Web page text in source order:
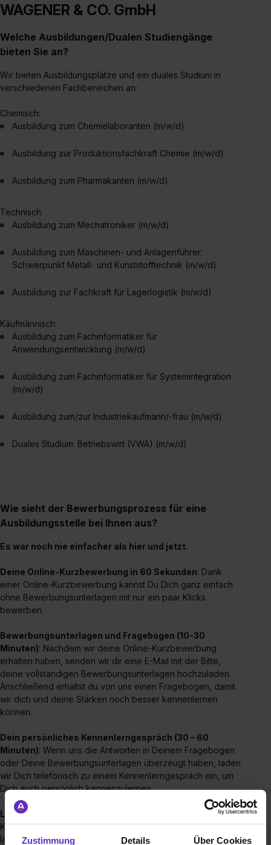
Zustimmung Details Über Cookies
WAGENER & CO. GmbH
Welche Ausbildungen/Dualen Studiengänge
bieten Sie an?
Wir bieten Ausbildungsplätze und ein duales Studium in
verschiedenen Fachbereichen an:
Chemisch:
Ausbildung zum Chemielaboranten (m/w/d)
Ausbildung zur Produktionsfachkraft Chemie (m/w/d)
Ausbildung zum Pharmakanten (m/w/d)
Technisch:
Ausbildung zum Mechatroniker (m/w/d)
Ausbildung zum Maschinen- und Anlagenführer:
Schwerpunkt Metall- und Kunststofftechnik (m/w/d)
Ausbildung zur Fachkraft für Lagerlogistik (m/w/d)
Käufmännisch:
Ausbildung zum Fachinformatiker für
Anwendungsentwicklung (m/w/d)
Ausbildung zum Fachinformatiker für Systemintegration
(m/w/d)
Ausbildung zum/zur Industriekaufmann/-frau (m/w/d)
Duales Studium: Betriebswirt (VWA) (m/w/d)
Wie sieht der Bewerbungsprozess für eine
Ausbildungsstelle bei Ihnen aus?
Es war noch nie einfacher als hier und jetzt.
Deine Online-Kurzbewerbung in 60 Sekunden: Dank
einer Online-Kurzbewerbung kannst Du Dich ganz einfach
ohne Bewerbungsunterlagen mit nur ein paar Klicks
bewerben.
Bewerbungsunterlagen und Fragebogen (10-30
Minuten): Nachdem wir deine Online-Kurzbewerbung
erhalten haben, senden wir dir eine E-Mail mit der Bitte,
deine vollständigen Bewerbungsunterlagen hochzuladen.
Anschließend erhältst du von uns einen Fragebogen, damit
wir dich und deine Stärken noch besser kennenlernen
können.
Dein persönliches Kennenlerngespräch (30 – 60
Minuten): Wenn uns die Antworten in Deinem Fragebogen
oder Deine Bewerbungsunterlagen überzeugt haben, laden
wir Dich telefonisch zu einem Kennenlerngespräch ein, um
Dich auch persönlich kennenzulernen.
Lerne das Team kennen (
Kennenlerngespräch das Gefühl haben, Du passt zu uns,
laden wir Dich zu einem Probetag ein. Dort hast Du die